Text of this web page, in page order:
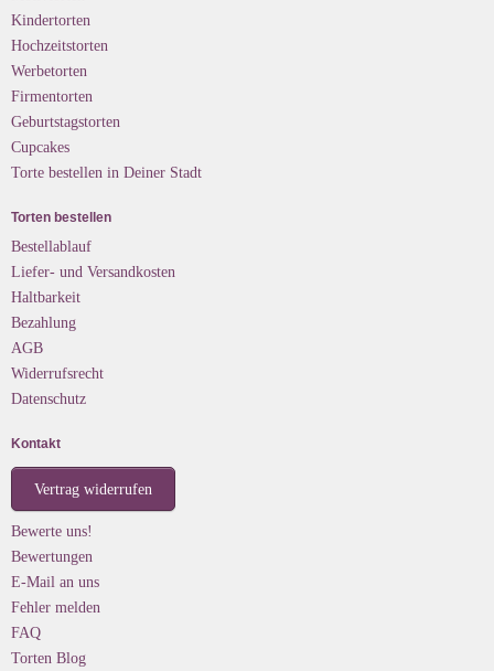
Kindertorten
Hochzeitstorten
Werbetorten
Firmentorten
Geburtstagstorten
Cupcakes
Torte bestellen in Deiner Stadt
Torten bestellen
Bestellablauf
Liefer- und Versandkosten
Haltbarkeit
Bezahlung
AGB
Widerrufsrecht
Datenschutz
Kontakt
Vertrag widerrufen
Bewerte uns!
Bewertungen
E-Mail an uns
Fehler melden
FAQ
Torten Blog